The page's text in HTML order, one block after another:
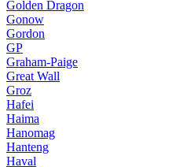
Golden Dragon
Gonow
Gordon
GP
Graham-Paige
Great Wall
Groz
Hafei
Haima
Hanomag
Hanteng
Haval